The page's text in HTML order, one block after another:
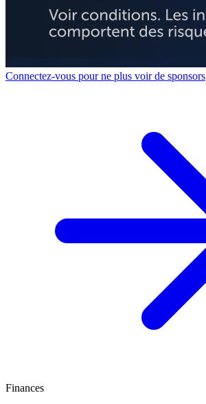
Connectez-vous pour ne plus voir de sponsors
Finances